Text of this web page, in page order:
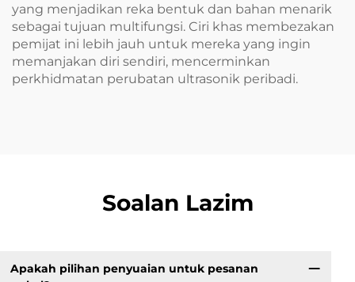
yang menjadikan reka bentuk dan bahan menarik
sebagai tujuan multifungsi. Ciri khas membezakan
pemijat ini lebih jauh untuk mereka yang ingin
memanjakan diri sendiri, mencerminkan
perkhidmatan perubatan ultrasonik peribadi.
Soalan Lazim
Apakah pilihan penyuaian untuk pesanan